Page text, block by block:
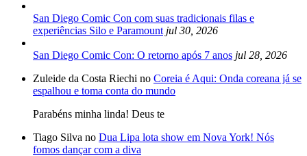
San Diego Comic Con com suas tradicionais filas e
experiências Silo e Paramount jul 30, 2026
San Diego Comic Con: O retorno após 7 anos jul 28, 2026
Zuleide da Costa Riechi no Coreia é Aqui: Onda coreana já se
espalhou e toma conta do mundo
Parabéns minha linda! Deus te
Tiago Silva no Dua Lipa lota show em Nova York! Nós
fomos dançar com a diva